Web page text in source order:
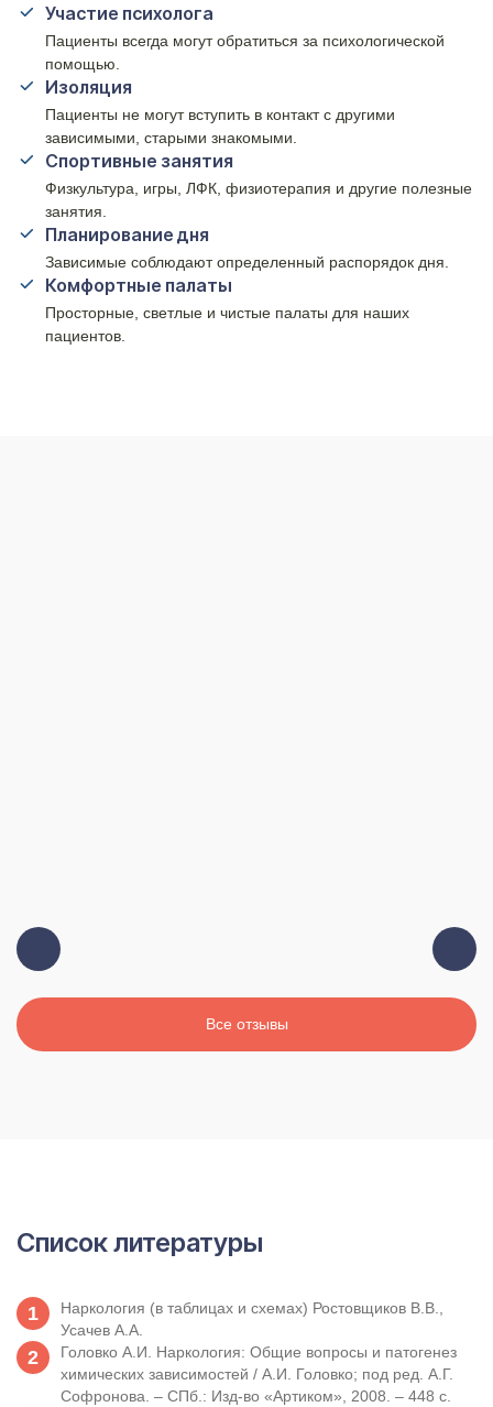
Участие психолога
Пациенты всегда могут обратиться за психологической
помощью.
Изоляция
Пациенты не могут вступить в контакт с другими
зависимыми, старыми знакомыми.
Спортивные занятия
Физкультура, игры, ЛФК, физиотерапия и другие полезные
занятия.
Планирование дня
Зависимые соблюдают определенный распорядок дня.
Комфортные палаты
Просторные, светлые и чистые палаты для наших
пациентов.
Все отзывы
Список литературы
Наркология (в таблицах и схемах) Ростовщиков В.В.,
Усачев А.А.
Головко А.И. Наркология: Общие вопросы и патогенез
химических зависимостей / А.И. Головко; под ред. А.Г.
Софронова. – СПб.: Изд-во «Артиком», 2008. – 448 с.